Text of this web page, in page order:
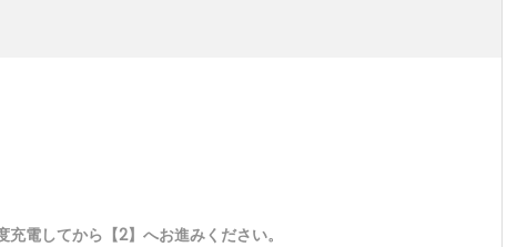
電してから【2】へお進みください。